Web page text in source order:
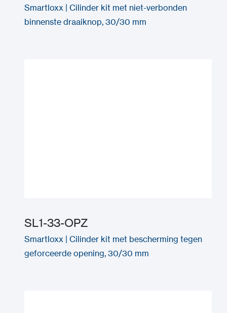
Smartloxx | Cilinder kit met niet-verbonden
binnenste draaiknop, 30/30 mm
SL1-33-OPZ
Smartloxx | Cilinder kit met bescherming tegen
geforceerde opening, 30/30 mm